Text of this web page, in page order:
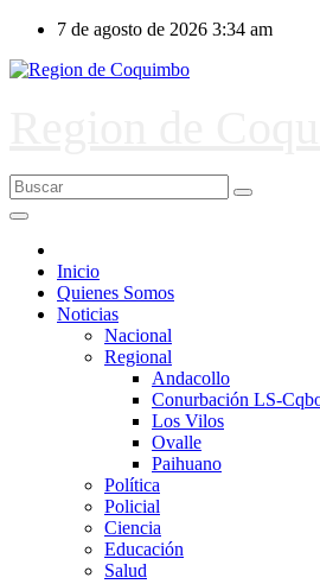
contenido
7 de agosto de 2026 3:34 am
Inicio
Quienes Somos
Noticias
Nacional
Regional
Andacollo
Conurbación LS-
Los Vilos
Ovalle
Paihuano
Política
Policial
Ciencia
Educación
Salud